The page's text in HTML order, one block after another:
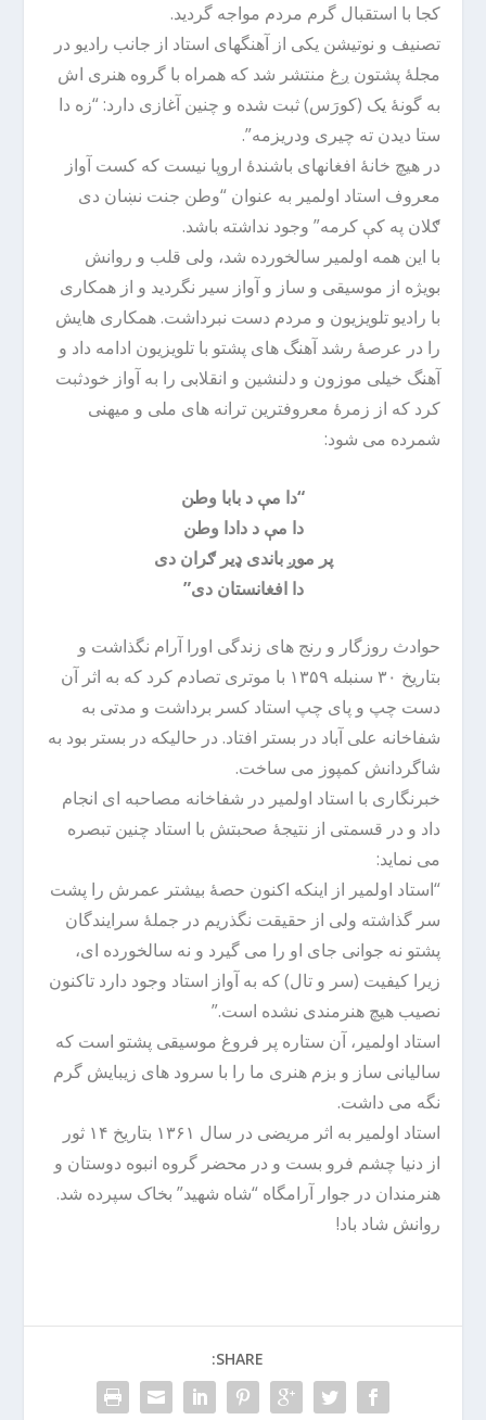
کجا با استقبال گرم مردم مواجه گردید.
تصنیف و نوتیشن یکی از آهنگهای استاد از جانب رادیو در
مجلۀ پشتون ږغ منتشر شد که همراه با گروه هنری اش
به گونۀ یک (کورَس) ثبت شده و چنین آغازی دارد: “زه دا
ستا دیدن ته چیری ودریزمه”.
در هیچ خانۀ افغانهای باشندۀ اروپا نیست که کست آواز
معروف استاد اولمیر به عنوان “وطن جنت نښان دی
ګلان په کې کرمه” وجود نداشته باشد.
با این همه اولمیر سالخورده شد، ولی قلب و روانش
بویژه از موسیقی و ساز و آواز سیر نگردید و از همکاری
با رادیو تلویزیون و مردم دست نبرداشت. همکاری هایش
را در عرصۀ رشد آهنگ های پشتو با تلویزیون ادامه داد و
آهنگ خیلی موزون و دلنشین و انقلابی را به آواز خودثبت
کرد که از زمرۀ معروفترین ترانه های ملی و میهنی
شمرده می شود:
“دا مې د بابا وطن
دا مې د دادا وطن
پر موږ باندی ډیر ګران دی
دا افغانستان دی”
حوادث روزگار و رنج های زندگی اورا آرام نگذاشت و
بتاریخ ۳۰ سنبله ۱۳۵۹ با موتری تصادم کرد که به اثر آن
دست چپ و پای چپ استاد کسر برداشت و مدتی به
شفاخانه علی آباد در بستر افتاد. در حالیکه در بستر بود به
شاگردانش کمپوز می ساخت.
خبرنگاری با استاد اولمیر در شفاخانه مصاحبه ای انجام
داد و در قسمتی از نتیجۀ صحبتش با استاد چنین تبصره
می نماید:
“استاد اولمیر از اینکه اکنون حصۀ بیشتر عمرش را پشت
سر گذاشته ولی از حقیقت نگذریم در جملۀ سرایندگان
پشتو نه جوانی جای او را می گیرد و نه سالخورده ای،
زیرا کیفیت (سر و تال) که به آواز استاد وجود دارد تاکنون
نصیب هیچ هنرمندی نشده است.”
استاد اولمیر، آن ستاره پر فروغ موسیقی پشتو است که
سالیانی ساز و بزم هنری ما را با سرود های زیبایش گرم
نگه می داشت.
استاد اولمیر به اثر مریضی در سال ۱۳۶۱ بتاریخ ۱۴ ثور
از دنیا چشم فرو بست و در محضر گروه انبوه دوستان و
هنرمندان در جوار آرامگاه “شاه شهید” بخاک سپرده شد.
روانش شاد باد!
SHARE: